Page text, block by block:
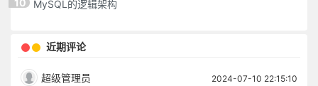
10
MySQL的逻辑架构
近期评论
超级管理员 2024-07-10 22:15:10